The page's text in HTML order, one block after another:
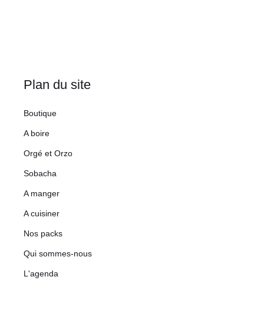
Plan du site
Boutique
A boire
Orgé et Orzo
Sobacha
A manger
A cuisiner
Nos packs
Qui sommes-nous
L'agenda